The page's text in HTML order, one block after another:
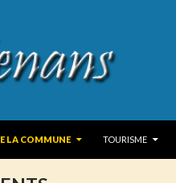
LA COMMUNE
TOURISME